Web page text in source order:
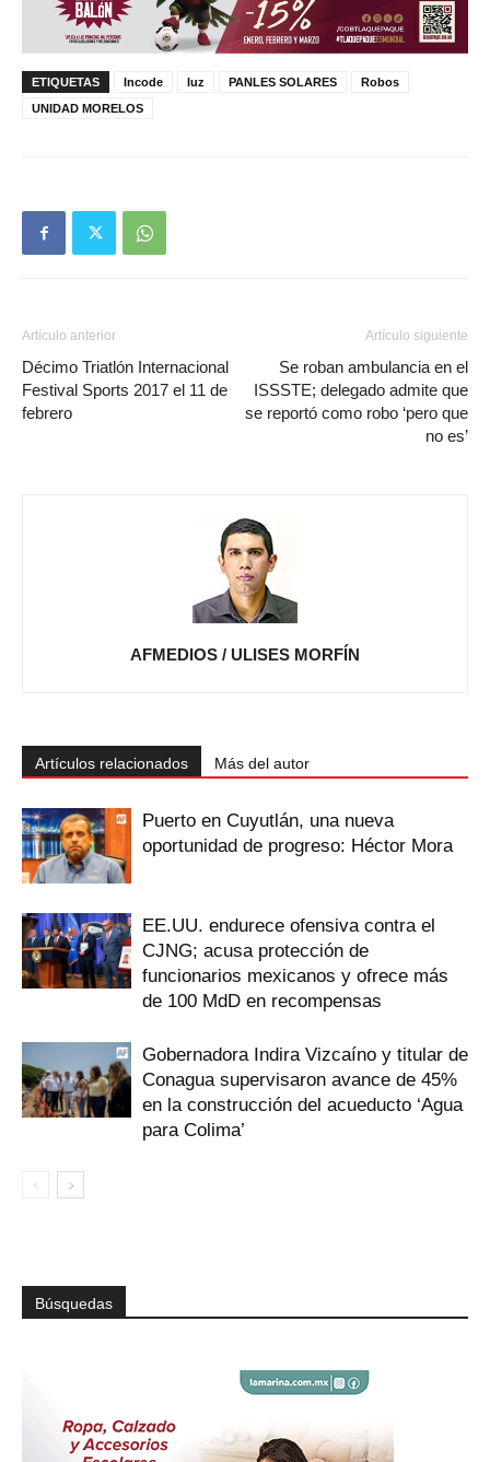
ETIQUETAS Incode luz PANLES SOLARES
Robos
UNIDAD MORELOS
Artículo anterior
Décimo Triatlón Internacional
Festival Sports 2017 el 11 de
febrero
Artículo siguiente
Se roban ambulancia en el
ISSSTE; delegado admite que
se reportó como robo ‘pero que
no es’
AFMEDIOS / ULISES MORFÍN
Artículos relacionados Más del autor
Puerto en Cuyutlán, una nueva
oportunidad de progreso: Héctor Mora
EE.UU. endurece ofensiva contra el
CJNG; acusa protección de
funcionarios mexicanos y ofrece más
de 100 MdD en recompensas
Gobernadora Indira Vizcaíno y titular de
Conagua supervisaron avance de 45%
en la construcción del acueducto ‘Agua
para Colima’
Búsquedas